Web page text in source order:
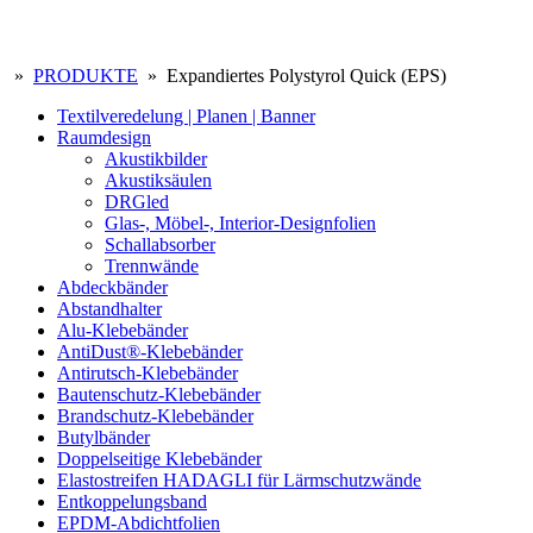
» PRODUKTE » Expandiertes Polystyrol Quick (EPS)
Textilveredelung | Planen | Banner
Raumdesign
Akustikbilder
Akustiksäulen
DRGled
Glas-, Möbel-, Interior-Designfolien
Schallabsorber
Trennwände
Abdeckbänder
Abstandhalter
Alu-Klebebänder
AntiDust®-Klebebänder
Antirutsch-Klebebänder
Bautenschutz-Klebebänder
Brandschutz-Klebebänder
Butylbänder
Doppelseitige Klebebänder
Elastostreifen HADAGLI für Lärmschutzwände
Entkoppelungsband
EPDM-Abdichtfolien